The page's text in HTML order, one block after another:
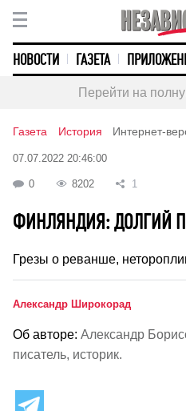
НОВОСТИ ГАЗЕТА
Перейти на
Газета История Интернет-
07.07.2022 20:46:00
0 8202 1
ФИНЛЯНДИЯ: ДОЛГИЙ
Грезы о реванше,
Александр Широкорад
Об авторе: Александр
писатель, историк.